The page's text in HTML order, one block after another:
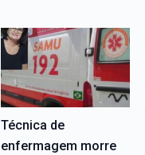
Técnica de
enfermagem morre